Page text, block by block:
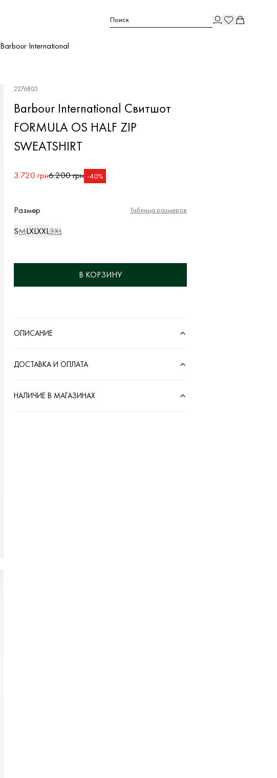
Поиск
Barbour International
2276805
Barbour International Свитшот
FORMULA OS HALF ZIP
SWEATSHIRT
3.720 грн6.200 грн -40%
Размер Таблица размеров
SMLXLXXL3XL
В КОРЗИНУ
ОПИСАНИЕ
ДОСТАВКА И ОПЛАТА
НАЛИЧИЕ В МАГАЗИНАХ